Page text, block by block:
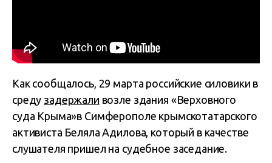
Как сообщалось, 29 марта российские силовики в
среду задержали возле здания «Верховного
суда Крыма»в Симферополе крымскотатарского
активиста Беляла Адилова, который в качестве
слушателя пришел на судебное заседание.